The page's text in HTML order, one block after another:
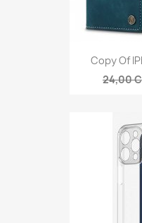
Copy Of
24,00